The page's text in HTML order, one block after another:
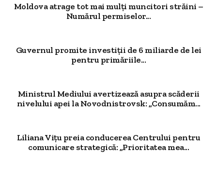
Moldova atrage tot mai mulți muncitori străini –
Numărul permiselor...
Guvernul promite investiții de 6 miliarde de lei
pentru primăriile...
Ministrul Mediului avertizează asupra scăderii
nivelului apei la Novodnistrovsk: „Consumăm...
Liliana Vițu preia conducerea Centrului pentru
comunicare strategică: „Prioritatea mea...